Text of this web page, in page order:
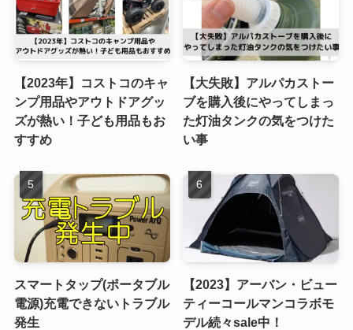
【2023年】コストコのキャ
ンプ用品やアウトドアグッ
ズが熱い！子ども用品もお
すすめ
【大失敗】アルパカストー
ブを購入後にやってしまっ
た灯油タンクの気をつけた
い事
スマートタップ(ポータブル
電源)充電できないトラブル
発生
【2023】アーバン・ビュー
ティーコールマンコラボモ
デル続々sale中！